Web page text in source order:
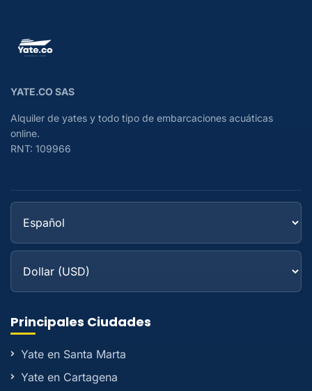
YATE.CO SAS
Alquiler de yates y todo tipo de embarcaciones acuáticas
online.
RNT: 109966
Principales Ciudades
Yate en Santa Marta
Yate en Cartagena